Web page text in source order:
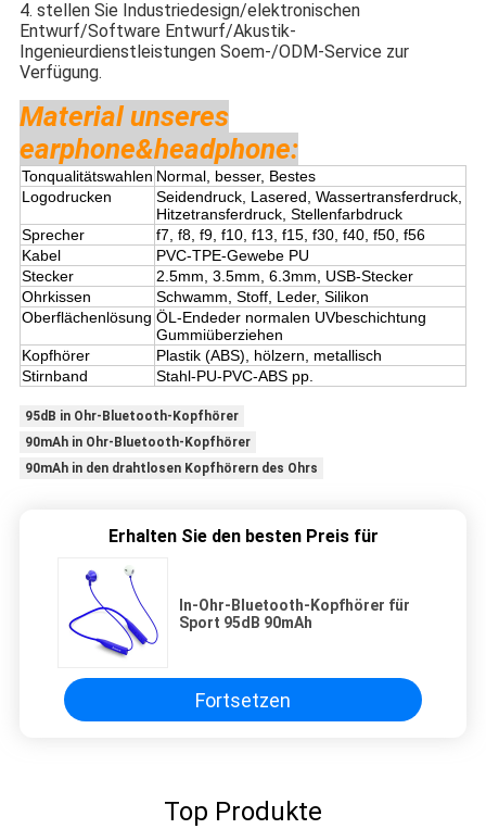
4. stellen Sie Industriedesign/elektronischen
Entwurf/Software Entwurf/Akustik-
Ingenieurdienstleistungen Soem-/ODM-Service zur
Verfügung.
Material unseres
earphone&headphone:
Tonqualitätswahlen Normal, besser, Bestes
Logodrucken
Seidendruck, Lasered, Wassertransferdruck,
Hitzetransferdruck, Stellenfarbdruck
Sprecher
f7, f8, f9, f10, f13, f15, f30, f40, f50, f56
Kabel
PVC-TPE-Gewebe PU
Stecker
2.5mm, 3.5mm, 6.3mm, USB-Stecker
Ohrkissen
Schwamm, Stoff, Leder, Silikon
Oberflächenlösung ÖL-Endeder normalen UVbeschichtung
Gummiüberziehen
Kopfhörer
Plastik (ABS), hölzern, metallisch
Stirnband
Stahl-PU-PVC-ABS pp.
95dB in Ohr-Bluetooth-Kopfhörer
90mAh in Ohr-Bluetooth-Kopfhörer
90mAh in den drahtlosen Kopfhörern des Ohrs
Erhalten Sie den besten Preis für
In-Ohr-Bluetooth-Kopfhörer für
Sport 95dB 90mAh
Fortsetzen
Top Produkte